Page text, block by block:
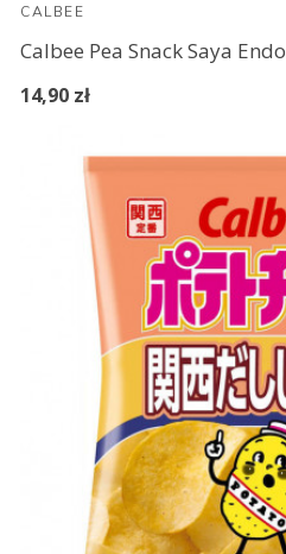
CALBEE
Calbee Pea Snack Saya Endo
14,90 zł